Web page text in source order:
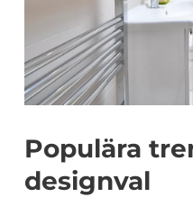
Populära
designval